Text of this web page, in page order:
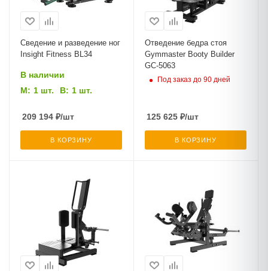
Сведение и разведение ног
Insight Fitness BL34
В наличии
М: 1 шт. В: 1 шт.
209 194 ₽/шт
В КОРЗИНУ
Отведение бедра стоя
Gymmaster Booty Builder
GC-5063
Под заказ до 90 дней
125 625 ₽/шт
В КОРЗИНУ